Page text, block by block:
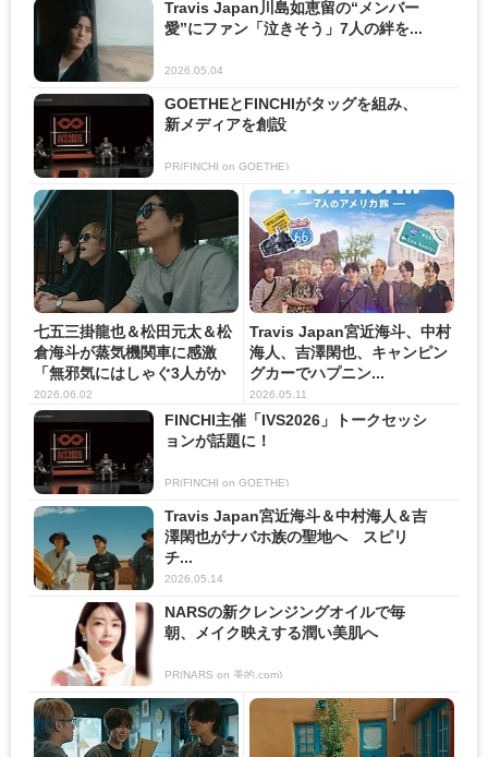
Travis Japan川島如恵留の“メンバー
愛”にファン「泣きそう」7人の絆を...
2026.05.04
GOETHEとFINCHIがタッグを組み、
新メディアを創設
PR(FINCHI on GOETHE)
七五三掛龍也＆松田元太＆松
倉海斗が蒸気機関車に感激
「無邪気にはしゃぐ3人がか
わい...
2026.06.02
Travis Japan宮近海斗、中村
海人、吉澤閑也、キャンピン
グカーでハプニン...
2026.05.11
FINCHI主催「IVS2026」トークセッシ
ョンが話題に！
PR(FINCHI on GOETHE)
Travis Japan宮近海斗＆中村海人＆吉
澤閑也がナバホ族の聖地へ スピリ
チ...
2026.05.14
NARSの新クレンジングオイルで毎
朝、メイク映えする潤い美肌へ
PR(NARS on 美的.com)